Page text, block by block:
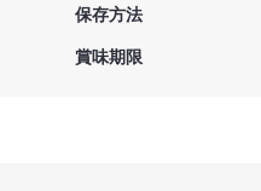
保存方法
賞味期限